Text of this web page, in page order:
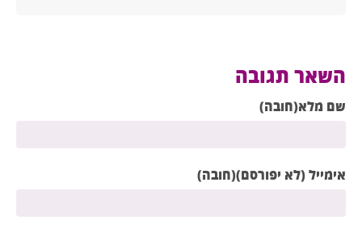
השאר תגובה
שם מלא(חובה)
אימייל (לא יפורסם)(חובה)